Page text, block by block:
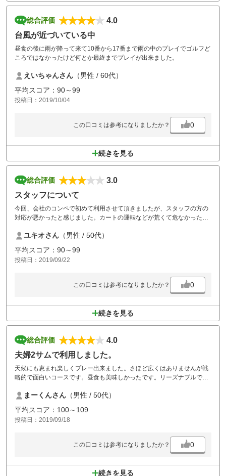
総合評価
4.0
台風が近づいている中
昼食の後に雨が降って来て10番から17番まで雨の中のプレイでゴルフど
ころではなかったけど何とか最終までプレイが出来ました。
えいちゃんさん （男性 / 60代）
平均スコア：90～99
投稿日：2019/10/04
この口コミは参考になりましたか？ 0
続きを見る
総合評価
3.0
スタッフについて
今回、会社のコンペで初めて利用させて頂きましたが、スタッフの方の
対応が悪かったと感じました。カートの運転などが荒くて危なかったで
きっちりと自分の務めを全うしようとしているように見せかけていまし
たが、結果的に客に対して失礼な態度になっている事に気付いて頂きた
いと思います。
ユキオさん （男性 / 50代）
平均スコア：90～99
投稿日：2019/09/22
この口コミは参考になりましたか？ 0
続きを見る
総合評価
4.0
夫婦2サムで利用しました。
天候にも恵まれ楽しくプレー出来ました。さほど広くはありませんが戦
略的で面白いコースです。昼食も美味しかったです。リーズナブルでま
まーくんさん （男性 / 50代）
平均スコア：100～109
投稿日：2019/09/18
この口コミは参考になりましたか？ 0
続きを見る